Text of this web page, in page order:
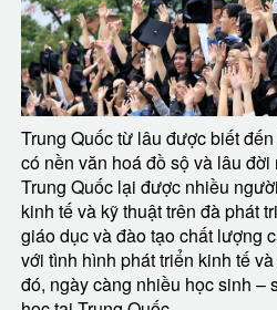
Trung Quốc từ lâu được biết
có nền văn hoá đồ sộ và lâu đời
Trung Quốc lại được nhiều
kinh tế và kỹ thuật trên đà phát
giáo dục và đào tạo chất lượng
với tình hình phát triển kinh tế
đó, ngày càng nhiều học sinh –